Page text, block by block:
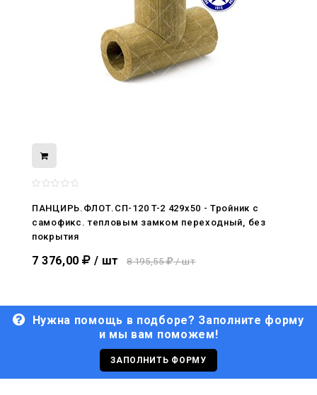
ПАНЦИРЬ.ФЛОТ.СП-120 T-2 429x50 - Тройник c
самофикс. тепловым замком переходный, без
покрытия
7 376,00 / шт 8 195,55 / шт
Нужна помощь в подборе? Заполните форму
и мы вам поможем!
ЗАПОЛНИТЬ ФОРМУ
нами
29.06.2026
С Днём кораблестроителя!